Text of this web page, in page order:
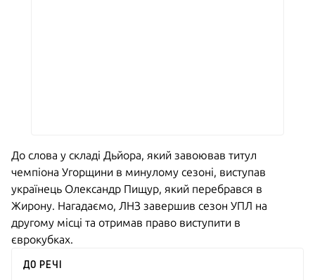
До слова у складі Дьйора, який завоював титул
чемпіона Угорщини в минулому сезоні, виступав
українець Олександр Пищур, який перебрався в
Жирону. Нагадаємо, ЛНЗ завершив сезон УПЛ на
другому місці та отримав право виступити в
єврокубках.
ДО РЕЧІ